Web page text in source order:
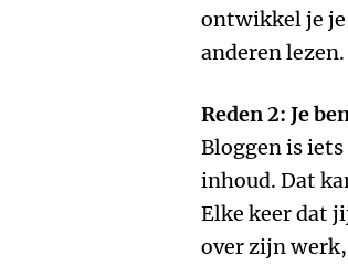
ontwikkel je je
anderen lezen.
Reden 2: Je
Bloggen is
inhoud. Dat
Elke keer dat
over zijn